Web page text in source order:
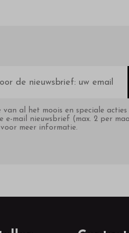
al het moois en speciale
e-mail nieuwsbrief (max. 2 per
meer informatie.